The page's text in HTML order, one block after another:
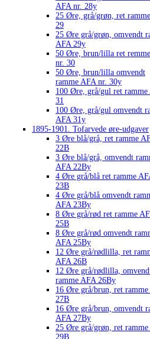
AFA nr. 28y
25 Øre, grå/grøn, ret
29
25 Øre grå/grøn, omvendt
AFA 29y
50 Øre, brun/lilla ret
nr. 30
50 Øre, brun/lilla omvendt
ramme AFA nr. 30y
100 Øre, grå/gul ret ramme
31
100 Øre, grå/gul omvendt
AFA 31y
1895-1901. Tofarvede øre-udgaver
3 Øre blå/grå, ret ramme
22B
3 Øre blå/grå, omvendt
AFA 22By
4 Øre grå/blå ret ramme
23B
4 Øre grå/blå omvendt
AFA 23By
8 Øre grå/rød ret ramme
25B
8 Øre grå/rød omvendt
AFA 25By
12 Øre grå/rødlilla, ret
AFA 26B
12 Øre grå/rødlilla,
ramme AFA 26By
16 Øre grå/brun, ret
27B
16 Øre grå/brun, omvendt
AFA 27By
25 Øre grå/grøn, ret
29B